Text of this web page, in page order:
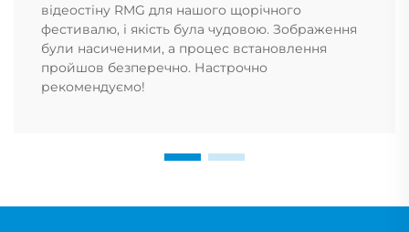
відеостіну RMG для нашого щорічного
фестивалю, і якість була чудовою. Зображення
були насиченими, а процес встановлення
пройшов безперечно. Настрочно
рекомендуємо!